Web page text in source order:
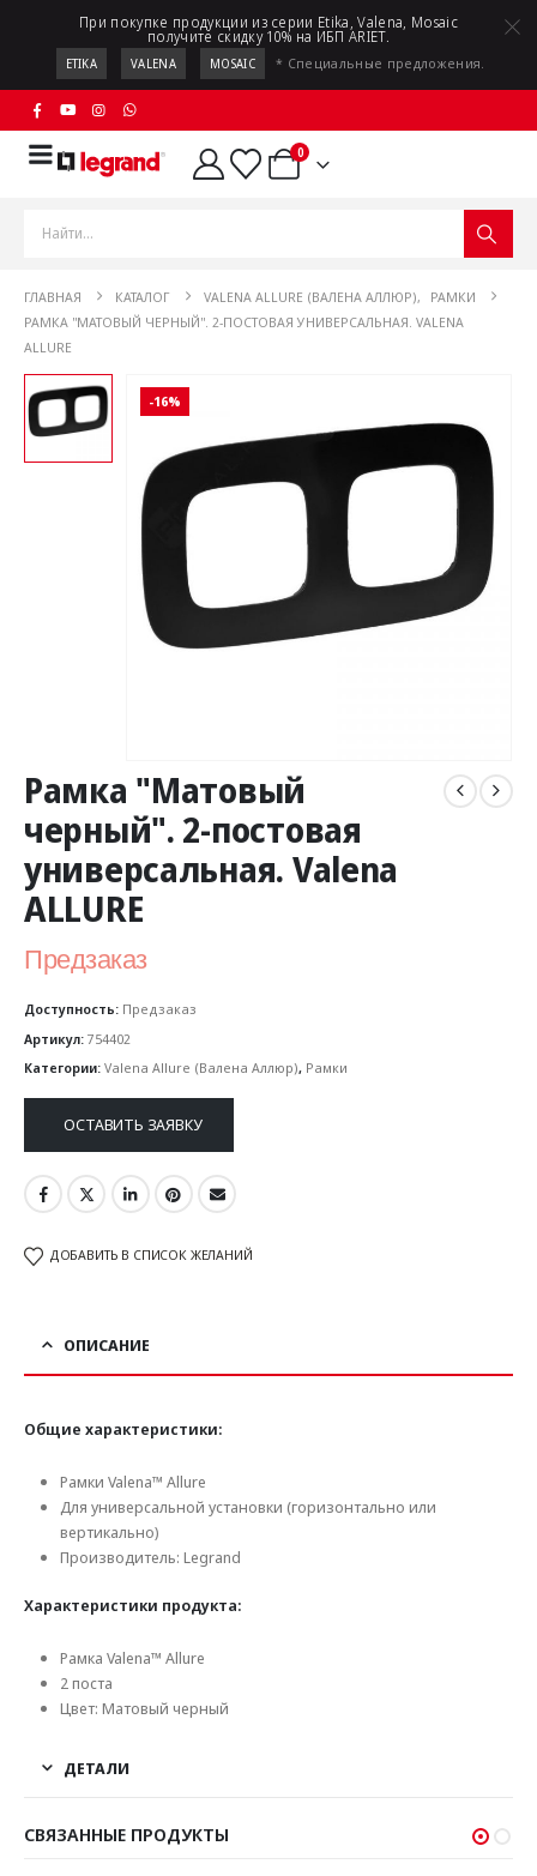
При покупке продукции из серии Etika, Valena, Mosaic
получите скидку 10% на ИБП ARIET.
ETIKA VALENA MOSAIC * Специальные предложения.
0
ГЛАВНАЯ КАТАЛОГ VALENA ALLURE (ВАЛЕНА АЛЛЮР),
РАМКИ
РАМКА "МАТОВЫЙ ЧЕРНЫЙ". 2-ПОСТОВАЯ УНИВЕРСАЛЬНАЯ. VALENA
ALLURE
-16%
Рамка "Матовый
черный". 2-постовая
универсальная. Valena
ALLURE
Предзаказ
Доступность: Предзаказ
Артикул: 754402
Категории: Valena Allure (Валена Аллюр), Рамки
ОСТАВИТЬ ЗАЯВКУ
ДОБАВИТЬ В СПИСОК ЖЕЛАНИЙ
ОПИСАНИЕ
Общие характеристики:
Рамки Valena™ Allure
Для универсальной установки (горизонтально или
вертикально)
Производитель: Legrand
Характеристики продукта:
Рамка Valena™ Allure
2 поста
Цвет: Матовый черный
ДЕТАЛИ
СВЯЗАННЫЕ ПРОДУКТЫ